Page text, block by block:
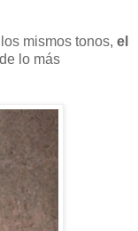
mismos tonos, el
lo más